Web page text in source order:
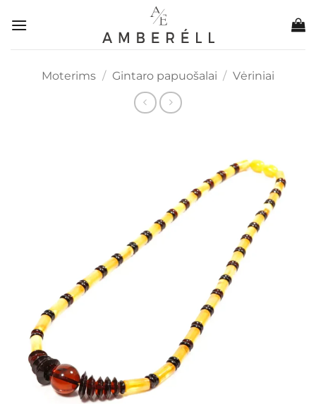
Moterims / Gintaro papuošalai / Vėriniai